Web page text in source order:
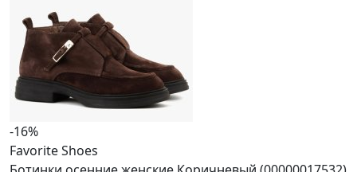
-16%
Favorite Shoes